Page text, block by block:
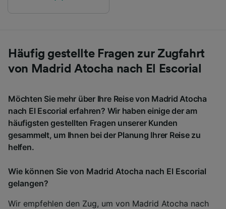
Häufig gestellte Fragen zur Zugfahrt
von Madrid Atocha nach El Escorial
Möchten Sie mehr über Ihre Reise von Madrid Atocha
nach El Escorial erfahren? Wir haben einige der am
häufigsten gestellten Fragen unserer Kunden
gesammelt, um Ihnen bei der Planung Ihrer Reise zu
helfen.
Wie können Sie von Madrid Atocha nach El Escorial
gelangen?
Wir empfehlen den Zug, um von Madrid Atocha nach